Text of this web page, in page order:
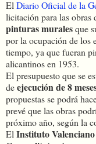
El Diario Oficial de la
licitación para las obras
pinturas muralesque
por la ocupación de los
tiempo, ya que fueran
alicantinos en 1953.
El presupuesto que se
deejecución de 8
propuestas se podrá
prevé que las obras
próximo año, según la
El Instituto